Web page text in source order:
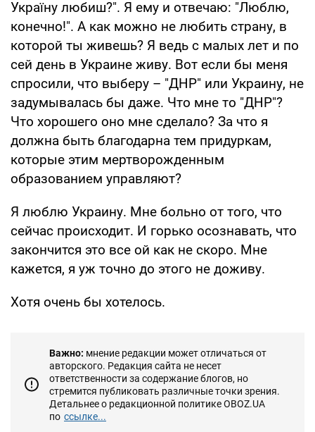
Україну любиш?". Я ему и отвечаю: "Люблю,
конечно!". А как можно не любить страну, в
которой ты живешь? Я ведь с малых лет и по
сей день в Украине живу. Вот если бы меня
спросили, что выберу – "ДНР" или Украину, не
задумывалась бы даже. Что мне то "ДНР"?
Что хорошего оно мне сделало? За что я
должна быть благодарна тем придуркам,
которые этим мертворожденным
образованием управляют?
Я люблю Украину. Мне больно от того, что
сейчас происходит. И горько осознавать, что
закончится это все ой как не скоро. Мне
кажется, я уж точно до этого не доживу.
Хотя очень бы хотелось.
Важно: мнение редакции может отличаться от
авторского. Редакция сайта не несет
ответственности за содержание блогов, но
стремится публиковать различные точки зрения.
Детальнее о редакционной политике OBOZ.UA
по ссылке...